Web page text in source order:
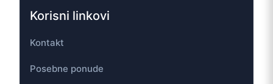
Korisni linkovi
Kontakt
Posebne ponude